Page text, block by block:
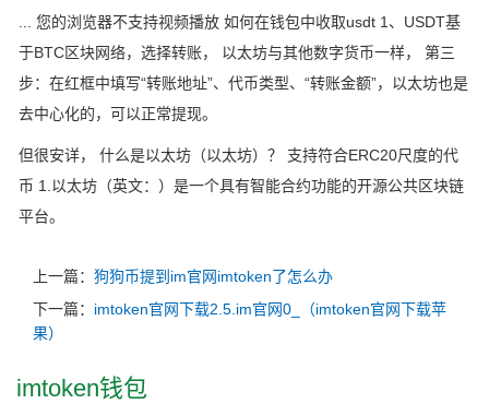
... 您的浏览器不支持视频播放 如何在钱包中收取usdt 1、USDT基
于BTC区块网络，选择转账， 以太坊与其他数字货币一样， 第三
步：在红框中填写“转账地址”、代币类型、“转账金额”，以太坊也是
去中心化的，可以正常提现。
但很安详， 什么是以太坊（以太坊）？ 支持符合ERC20尺度的代
币 1.以太坊（英文：）是一个具有智能合约功能的开源公共区块链
平台。
上一篇： 狗狗币提到im官网imtoken了怎么办
下一篇： imtoken官网下载2.5.im官网0_（imtoken官网下载苹
果）
imtoken钱包